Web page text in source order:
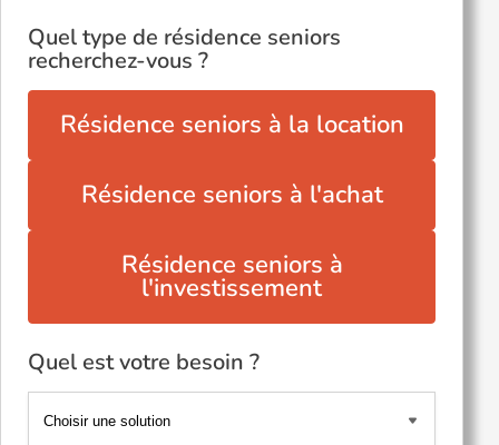
Quel type de résidence seniors
recherchez-vous ?
Résidence seniors à la location
Résidence seniors à l'achat
Résidence seniors à
l'investissement
Quel est votre besoin ?